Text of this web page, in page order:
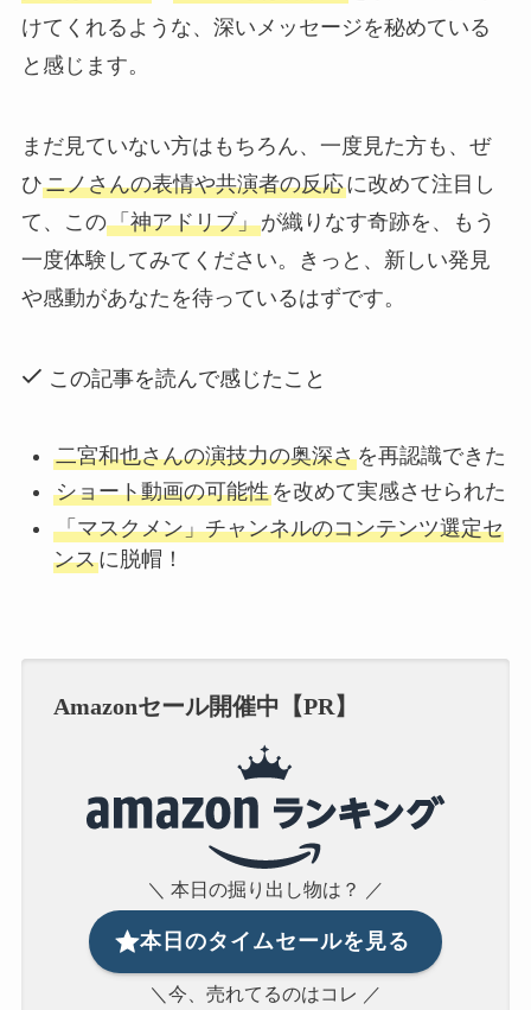
けてくれるような、深いメッセージを秘めている
と感じます。
まだ見ていない方はもちろん、一度見た方も、ぜ
ひニノさんの表情や共演者の反応に改めて注目し
て、この「神アドリブ」が織りなす奇跡を、もう
一度体験してみてください。きっと、新しい発見
や感動があなたを待っているはずです。
この記事を読んで感じたこと
二宮和也さんの演技力の奥深さを再認識できた
ショート動画の可能性を改めて実感させられた
「マスクメン」チャンネルのコンテンツ選定セ
ンスに脱帽！
Amazonセール開催中【PR】
＼ 本日の掘り出し物は？ ／
本日のタイムセールを見る
＼今、売れてるのはコレ ／